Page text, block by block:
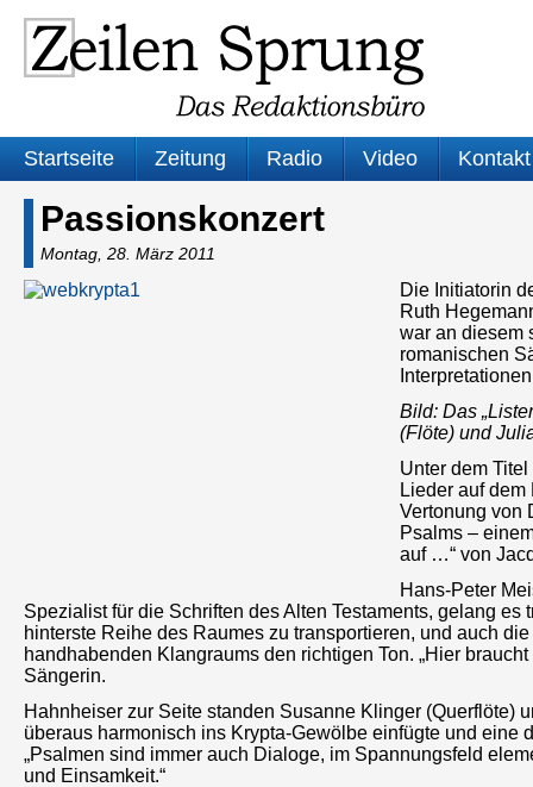
Startseite Zeitung Radio Video Kontakt
Passionskonzert
Montag, 28. März 2011
Die Initiatorin
Ruth
war an diesem
romanischen
Bild: Das
(Flöte) und
Unter dem
Lieder auf
Vertonung von
Psalms –
auf …“ von
Hans-Peter
Spezialist für die Schriften des Alten Testaments, gelang
hinterste Reihe des Raumes zu transportieren, und auch
handhabenden Klangraums den richtigen Ton. „Hier
Sängerin.
Hahnheiser zur Seite standen Susanne Klinger (Querflöte)
überaus harmonisch ins Krypta-Gewölbe einfügte und eine
„Psalmen sind immer auch Dialoge, im Spannungsfeld
und Einsamkeit.“